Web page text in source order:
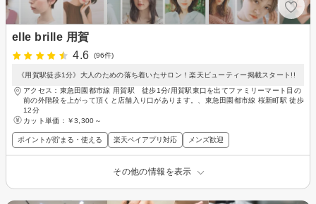
elle brille 用賀
4.6
(96件)
《用賀駅徒歩1分》大人のための落ち着いたサロン！楽天ビューティー掲載スタート!!
アクセス：東急田園都市線 用賀駅 徒歩1分/用賀駅東口を出てファミリーマート目の
前の外階段を上がって頂くと店舗入り口があります。、東急田園都市線 桜新町駅 徒歩
12分
カット単価： ￥3,300～
ポイントが貯まる・使える 楽天ペイアプリ対応 メンズ歓迎
その他の情報を表示